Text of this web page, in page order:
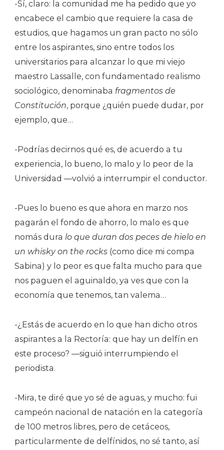
-Sí, claro: la comunidad me ha pedido que yo
encabece el cambio que requiere la casa de
estudios, que hagamos un gran pacto no sólo
entre los aspirantes, sino entre todos los
universitarios para alcanzar lo que mi viejo
maestro Lassalle, con fundamentado realismo
sociológico, denominaba fragmentos de
Constitución, porque ¿quién puede dudar, por
ejemplo, que…
-Podrías decirnos qué es, de acuerdo a tu
experiencia, lo bueno, lo malo y lo peor de la
Universidad —volvió a interrumpir el conductor.
-Pues lo bueno es que ahora en marzo nos
pagarán el fondo de ahorro, lo malo es que
nomás dura lo que duran dos peces de hielo en
un whisky on the rocks (como dice mi compa
Sabina) y lo peor es que falta mucho para que
nos paguen el aguinaldo, ya ves que con la
economía que tenemos, tan valema…
-¿Estás de acuerdo en lo que han dicho otros
aspirantes a la Rectoría: que hay un delfín en
este proceso? —siguió interrumpiendo el
periodista.
-Mira, te diré que yo sé de aguas, y mucho: fui
campeón nacional de natación en la categoría
de 100 metros libres, pero de cetáceos,
particularmente de delfínidos, no sé tanto, así